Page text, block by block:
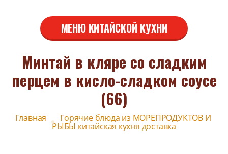
МЕНЮ КИТАЙСКОЙ КУХНИ
Минтай в кляре со сладким
перцем в кисло-сладком соусе
(66)
Главная Горячие блюда из МОРЕПРОДУКТОВ И
РЫБЫ китайская кухня доставка